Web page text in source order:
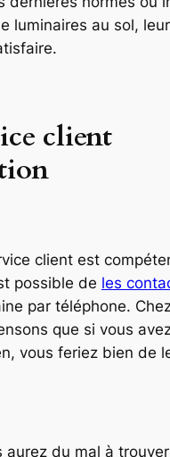
luminaires au sol,
client
client est
possible de les
par téléphone.
que si vous
vous feriez bien de
aurez du mal à